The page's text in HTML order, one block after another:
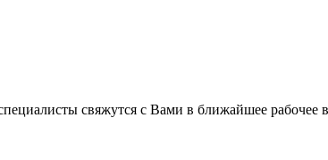
свяжутся с Вами в ближайшее рабочее